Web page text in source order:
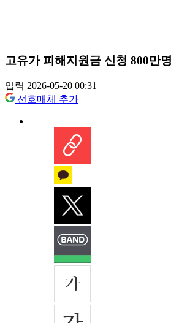
고유가 피해지원금 신청 800만
입력 2026-05-20 00:31
선호매체 추가